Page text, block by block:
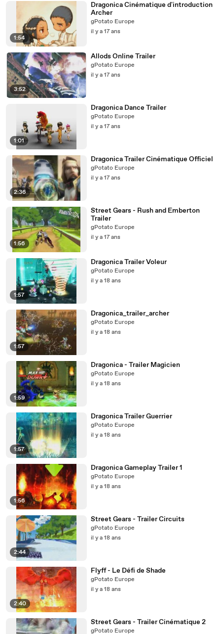
1:54
Dragonica Cinématique d'introduction
Archer
gPotato Europe
il y a 17 ans
3:52
Allods Online Trailer
gPotato Europe
il y a 17 ans
1:01
Dragonica Dance Trailer
gPotato Europe
il y a 17 ans
2:36
Dragonica Trailer Cinématique Officiel
gPotato Europe
il y a 17 ans
1:56
Street Gears - Rush and Emberton
Trailer
gPotato Europe
il y a 17 ans
1:57
Dragonica Trailer Voleur
gPotato Europe
il y a 18 ans
1:57
Dragonica_trailer_archer
gPotato Europe
il y a 18 ans
1:59
Dragonica - Trailer Magicien
gPotato Europe
il y a 18 ans
1:57
Dragonica Trailer Guerrier
gPotato Europe
il y a 18 ans
1:56
Dragonica Gameplay Trailer 1
gPotato Europe
il y a 18 ans
2:44
Street Gears - Trailer Circuits
gPotato Europe
il y a 18 ans
2:40
Flyff - Le Défi de Shade
gPotato Europe
il y a 18 ans
Street Gears - Trailer Cinématique 2
gPotato Europe